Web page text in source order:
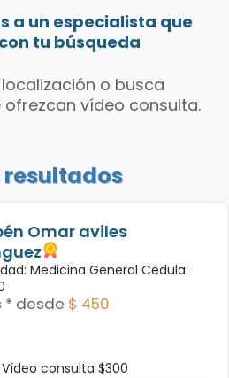
a un especialista que
tu búsqueda
o busca
vídeo consulta.
resultados
Omar aviles
Medicina General Cédula:
* desde $ 450
Vídeo consulta $300